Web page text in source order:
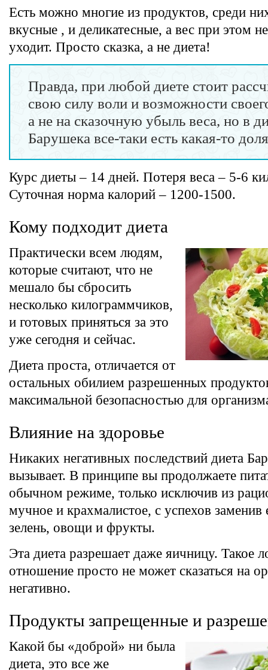
Есть можно многие из продуктов, среди
вкусные , и деликатесные, а вес при этом
уходит. Просто сказка, а не диета!
Правда, при любой диете стоит
свою силу воли и возможности
а не на сказочную убыль веса, но в
Барушека все-таки есть какая-то
Курс диеты – 14 дней. Потеря веса – 5-6
Суточная норма калорий – 1200-1500.
Кому подходит диета
Практически всем людям,
которые считают, что не
мешало бы сбросить
несколько килограммчиков,
и готовых приняться за это
уже сегодня и сейчас.
Диета проста, отличается от
остальных обилием разрешенных
максимальной безопасностью для
Влияние на здоровье
Никаких негативных последствий диета
вызывает. В принципе вы продолжаете
обычном режиме, только исключив из
мучное и крахмалистое, с успехов заменив
зелень, овощи и фрукты.
Эта диета разрешает даже яичницу. Такое
отношение просто не может сказаться на
негативно.
Продукты запрещенные и
Какой бы «доброй» ни была
диета, это все же